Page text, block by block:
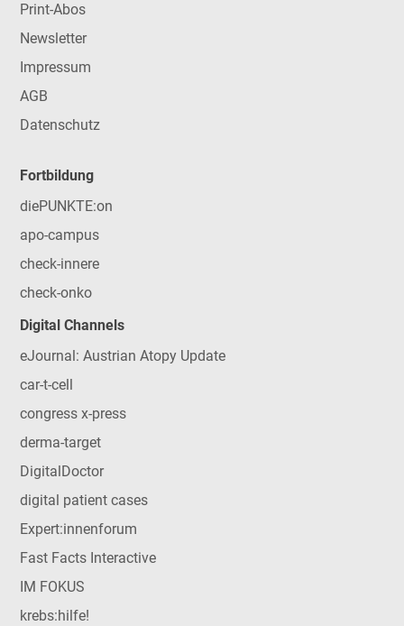
Print-Abos
Newsletter
Impressum
AGB
Datenschutz
Fortbildung
diePUNKTE:on
apo-campus
check-innere
check-onko
Digital Channels
eJournal: Austrian Atopy Update
car-t-cell
congress x-press
derma-target
DigitalDoctor
digital patient cases
Expert:innenforum
Fast Facts Interactive
IM FOKUS
krebs:hilfe!